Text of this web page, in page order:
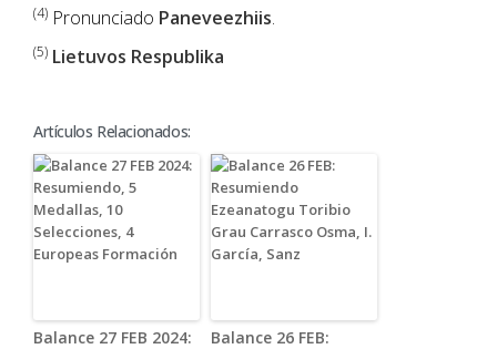
(4) Pronunciado Paneveezhiis.
(5) Lietuvos Respublika
Artículos Relacionados:
Balance 27 FEB 2024:
Balance 26 FEB: